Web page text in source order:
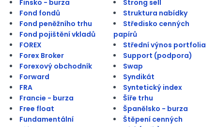
Finsko - burza
Fond fondů
Fond peněžního trhu
Fond pojištění vkladů
FOREX
Forex Broker
Forexový obchodník
Forward
FRA
Francie - burza
Free float
Fundamentální
Strong sell
Struktura nabídky
Středisko cenných
papírů
Střední výnos portfolia
Support (podpora)
Swap
Syndikát
Syntetický index
Šíře trhu
Španělsko - burza
Štěpení cenných